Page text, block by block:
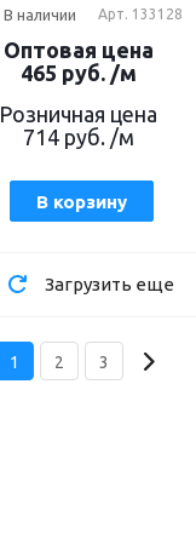
В наличии Арт. 133128
Оптовая цена
465 руб./м
Розничная цена
714 руб. /м
В корзину
Загрузить еще
1 2 3